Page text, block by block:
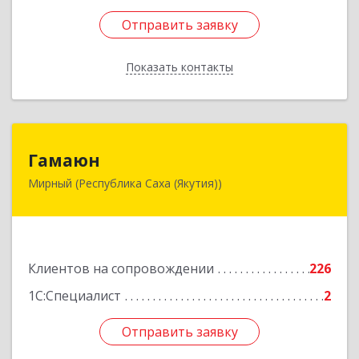
Отправить заявку
Показать контакты
Отправить заявку
Назад
Гамаюн
Мирный (Республика Саха (Якутия))
Клиентов на сопровождении
226
1С:Специалист
2
Отправить заявку
678170, Саха /Якутия/ Респ, Мирнинский у,
Подробнее
Отправить заявку